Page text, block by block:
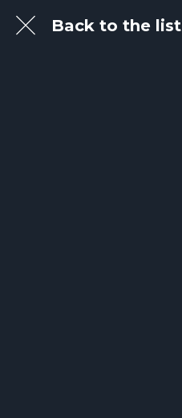
Back to the list